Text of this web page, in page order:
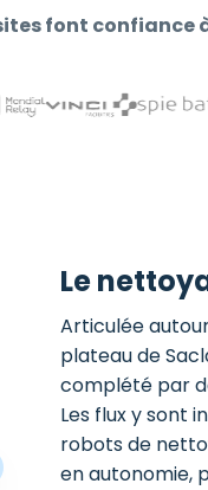
font confiance
Le
Articulée
plateau de
complété par
Les flux y sont
robots de
en autonomie,